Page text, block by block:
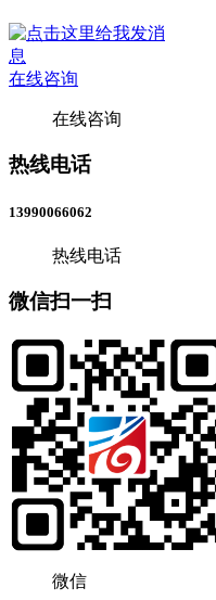
在线咨询
在线咨询
热线电话
13990066062
热线电话
微信扫一扫
微信